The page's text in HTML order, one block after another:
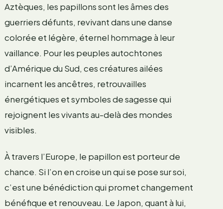
Aztèques, les papillons sont les âmes des
guerriers défunts, revivant dans une danse
colorée et légère, éternel hommage à leur
vaillance. Pour les peuples autochtones
d’Amérique du Sud, ces créatures ailées
incarnent les ancêtres, retrouvailles
énergétiques et symboles de sagesse qui
rejoignent les vivants au-delà des mondes
visibles.
À travers l’Europe, le papillon est porteur de
chance. Si l’on en croise un qui se pose sur soi,
c’est une bénédiction qui promet changement
bénéfique et renouveau. Le Japon, quant à lui,